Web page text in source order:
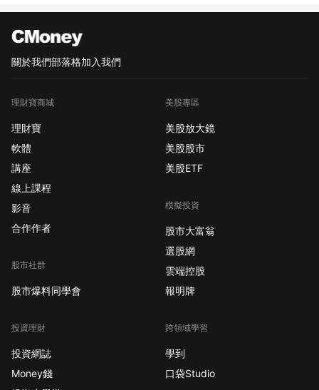
關於我們部落格加入我們
理財寶商城
理財寶
軟體
講座
線上課程
影音
合作作者
股市社群
股市爆料同學會
投資理財
投資網誌
Money錢
美股專區
美股放大鏡
美股股市
美股ETF
模擬投資
股市大富翁
選股網
雲端控股
報明牌
跨領域學習
學到
口袋Studio